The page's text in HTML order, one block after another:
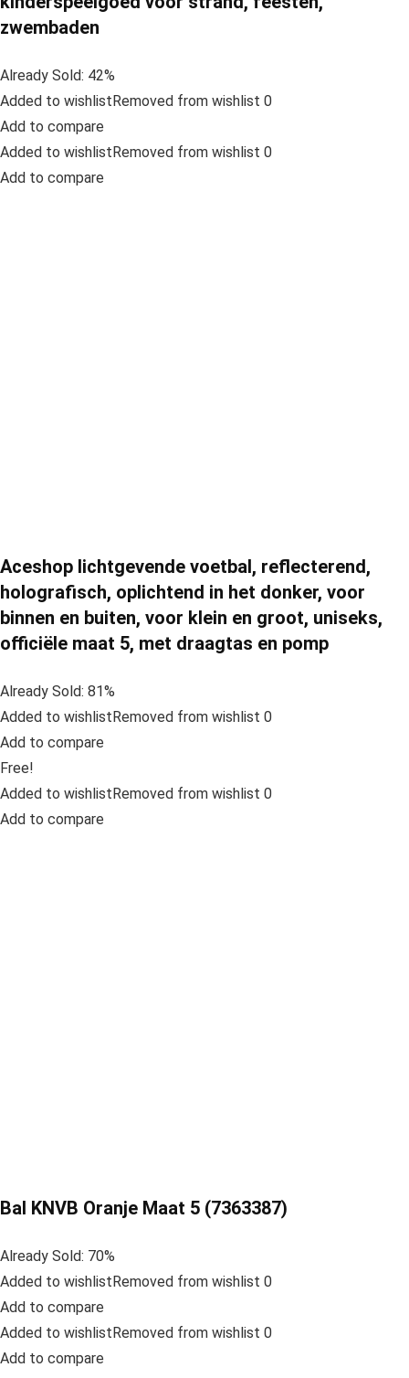
zwembaden
Already Sold: 42%
Added to wishlistRemoved from wishlist 0
Add to compare
Added to wishlistRemoved from wishlist 0
Add to compare
Aceshop lichtgevende voetbal, reflecterend,
holografisch, oplichtend in het donker, voor
binnen en buiten, voor klein en groot, uniseks,
officiële maat 5, met draagtas en pomp
Already Sold: 81%
Added to wishlistRemoved from wishlist 0
Add to compare
Free!
Added to wishlistRemoved from wishlist 0
Add to compare
Bal KNVB Oranje Maat 5 (7363387)
Already Sold: 70%
Added to wishlistRemoved from wishlist 0
Add to compare
Added to wishlistRemoved from wishlist 0
Add to compare